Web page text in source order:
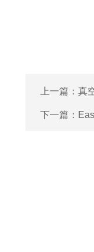
上一篇： 真
下一篇：